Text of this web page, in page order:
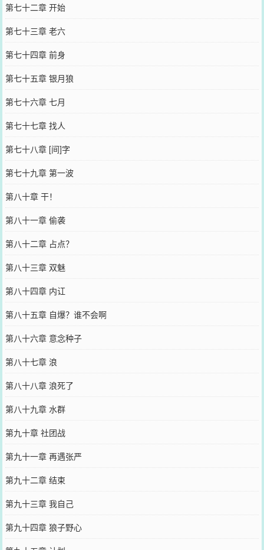
第七十二章 开始
第七十三章 老六
第七十四章 前身
第七十五章 银月狼
第七十六章 七月
第七十七章 找人
第七十八章 [间]字
第七十九章 第一波
第八十章 干！
第八十一章 偷袭
第八十二章 占点？
第八十三章 双魅
第八十四章 内讧
第八十五章 自爆？谁不会啊
第八十六章 意念种子
第八十七章 浪
第八十八章 浪死了
第八十九章 水群
第九十章 社团战
第九十一章 再遇张严
第九十二章 结束
第九十三章 我自己
第九十四章 狼子野心